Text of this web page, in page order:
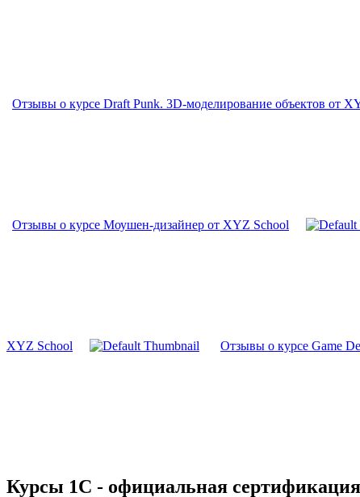
Отзывы о курсе Draft Punk. 3D-моделирование объектов от
Отзывы о курсе Моушен-дизайнер от XYZ School
XYZ School Отзывы о курсе Game
Курсы 1С - официальная